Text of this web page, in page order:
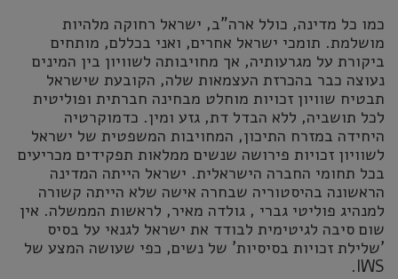
כמו כל מדינה, כולל ארה"ב, ישראל רחוקה מלהיות
מושלמת. תומכי ישראל אחרים, ואני בכללם, מותחים
ביקורת על מגרעותיה, אך מחויבותה לשוויון בין המינים
נעוצה כבר בהכרזת העצמאות שלה, הקובעת שישראל
תבטיח שוויון זכויות מוחלט מבחינה חברתית ופוליטית
לכל תושביה, ללא הבדל דת, גזע ומין. כדמוקרטיה
היחידה במזרח התיכון, המחויבות המשפטית של ישראל
לשוויון זכויות פירושה שנשים ממלאות תפקידים מכריעים
בכל תחומי החברה הישראלית. ישראל הייתה המדינה
הראשונה בהיסטוריה שבחרה אישה שלא הייתה קשורה
למנהיג פוליטי גברי , גולדה מאיר, לראשות הממשלה. אין
שום סיבה לגיטימית לבודד את ישראל לגנאי על בסיס
'שלילת זכויות בסיסיות' של נשים, כפי שעושה המצע של
IWS.